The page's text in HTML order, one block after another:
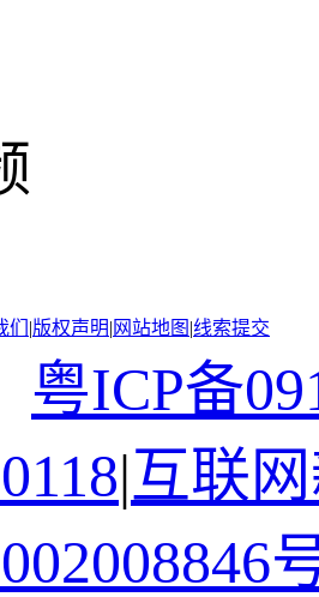
|版权声明| 网站地图 |线索提交
粤ICP备
|互联